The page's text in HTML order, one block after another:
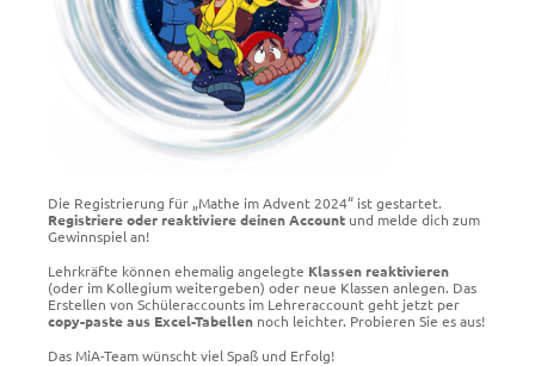
Die Registrierung für „Mathe im Advent 2024“ ist gestartet.
Registriere oder reaktiviere deinen Account und melde dich zum
Gewinnspiel an!
Lehrkräfte können ehemalig angelegte Klassen reaktivieren
(oder im Kollegium weitergeben) oder neue Klassen anlegen. Das
Erstellen von Schüleraccounts im Lehreraccount geht jetzt per
copy-paste aus Excel-Tabellen noch leichter. Probieren Sie es aus!
Das MiA-Team wünscht viel Spaß und Erfolg!